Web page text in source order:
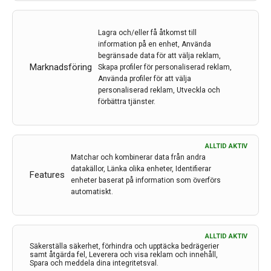
Marknadsföring
Lagra och/eller få åtkomst till
information på en enhet, Använda
begränsade data för att välja reklam,
Skapa profiler för personaliserad reklam,
Använda profiler för att välja
personaliserad reklam, Utveckla och
förbättra tjänster.
Features
ALLTID AKTIV
Matchar och kombinerar data från andra
datakällor, Länka olika enheter, Identifierar
enheter baserat på information som överförs
automatiskt.
Säkerställa säkerhet, förhindra och upptäcka bedrägerier
samt åtgärda fel, Leverera och visa reklam och innehåll,
Spara och meddela dina integritetsval.
ALLTID AKTIV
neurodegenerativt syndrom som innebär nervcellsdöd
av både övre och nedre motorneuron vilket leder till
förtvining av skelettmuskulatur, förlust av viljestyrda
rörelser och andningssvikt. Ögonmusklerna har visat
sig ha särskilt unika egenskaper jämfört med annan